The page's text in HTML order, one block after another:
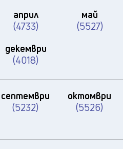
април
(4733)
май
(5527)
декември
(4018)
септември
(5232)
октомври
(5526)